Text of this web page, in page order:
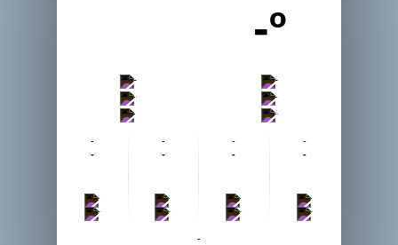
-º
-
-
-
-
-
-
-
-
-
-
-
-
-
-
-
-
-
-
-
-
-
-
-